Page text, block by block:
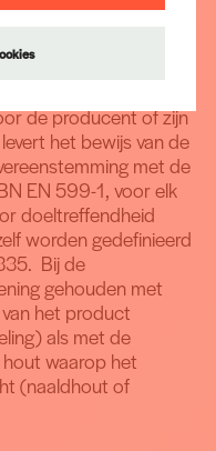
verleent BVHB
of
de producent of zijn
het bewijs van de
met de
EN 599-1, voor elk
doeltreffendheid
worden gedefinieerd
Bij de
gehouden met
het product
als met de
hout waarop het
(naaldhout of